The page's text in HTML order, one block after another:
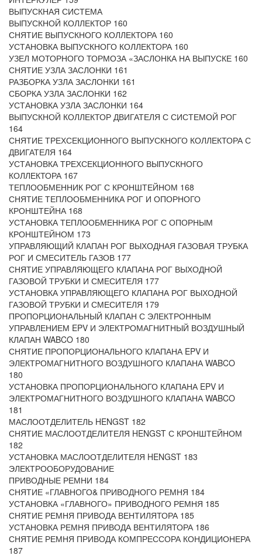
ВЫПУСКНАЯ СИСТЕМА
ВЫПУСКНОЙ КОЛЛЕКТОР 160
СНЯТИЕ ВЫПУСКНОГО КОЛЛЕКТОРА 160
УСТАНОВКА ВЫПУСКНОГО КОЛЛЕКТОРА 160
УЗЕЛ МОТОРНОГО ТОРМОЗА «ЗАСЛОНКА НА ВЫПУСКЕ 160
СНЯТИЕ УЗЛА ЗАСЛОНКИ 161
РАЗБОРКА УЗЛА ЗАСЛОНКИ 161
СБОРКА УЗЛА ЗАСЛОНКИ 162
УСТАНОВКА УЗЛА ЗАСЛОНКИ 164
ВЫПУСКНОЙ КОЛЛЕКТОР ДВИГАТЕЛЯ С СИСТЕМОЙ РОГ
164
СНЯТИЕ ТРЕХСЕКЦИОННОГО ВЫПУСКНОГО КОЛЛЕКТОРА С
ДВИГАТЕЛЯ 164
УСТАНОВКА ТРЕХСЕКЦИОННОГО ВЫПУСКНОГО
КОЛЛЕКТОРА 167
ТЕПЛООБМЕННИК РОГ С КРОНШТЕЙНОМ 168
СНЯТИЕ ТЕПЛООБМЕННИКА РОГ И ОПОРНОГО
КРОНШТЕЙНА 168
УСТАНОВКА ТЕПЛООБМЕННИКА РОГ С ОПОРНЫМ
КРОНШТЕЙНОМ 173
УПРАВЛЯЮЩИЙ КЛАПАН РОГ ВЫХОДНАЯ ГАЗОВАЯ ТРУБКА
РОГ И СМЕСИТЕЛЬ ГАЗОВ 177
СНЯТИЕ УПРАВЛЯЮЩЕГО КЛАПАНА РОГ ВЫХОДНОЙ
ГАЗОВОЙ ТРУБКИ И СМЕСИТЕЛЯ 177
УСТАНОВКА УПРАВЛЯЮЩЕГО КЛАПАНА РОГ ВЫХОДНОЙ
ГАЗОВОЙ ТРУБКИ И СМЕСИТЕЛЯ 179
ПРОПОРЦИОНАЛЬНЫЙ КЛАПАН С ЭЛЕКТРОННЫМ
УПРАВЛЕНИЕМ EPV И ЭЛЕКТРОМАГНИТНЫЙ ВОЗДУШНЫЙ
КЛАПАН WABCO 180
СНЯТИЕ ПРОПОРЦИОНАЛЬНОГО КЛАПАНА EPV И
ЭЛЕКТРОМАГНИТНОГО ВОЗДУШНОГО КЛАПАНА WABCO
180
УСТАНОВКА ПРОПОРЦИОНАЛЬНОГО КЛАПАНА EPV И
ЭЛЕКТРОМАГНИТНОГО ВОЗДУШНОГО КЛАПАНА WABCO
181
МАСЛООТДЕЛИТЕЛЬ HENGST 182
СНЯТИЕ МАСЛООТДЕЛИТЕЛЯ HENGST С КРОНШТЕЙНОМ
182
УСТАНОВКА МАСЛООТДЕЛИТЕЛЯ HENGST 183
ЭЛЕКТРООБОРУДОВАНИЕ
ПРИВОДНЫЕ РЕМНИ 184
СНЯТИЕ «ГЛАВНОГО& ПРИВОДНОГО РЕМНЯ 184
УСТАНОВКА «ГЛАВНОГО» ПРИВОДНОГО РЕМНЯ 185
СНЯТИЕ РЕМНЯ ПРИВОДА ВЕНТИЛЯТОРА 185
УСТАНОВКА РЕМНЯ ПРИВОДА ВЕНТИЛЯТОРА 186
СНЯТИЕ РЕМНЯ ПРИВОДА КОМПРЕССОРА КОНДИЦИОНЕРА
187